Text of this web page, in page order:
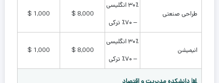
طراحی صنعتی
۳۰٪ انگلیسی
– ۷۰٪ ترکی
8,000 $
1,000 $
انیمیشن
۳۰٪ انگلیسی
– ۷۰٪ ترکی
8,000 $
1,000 $